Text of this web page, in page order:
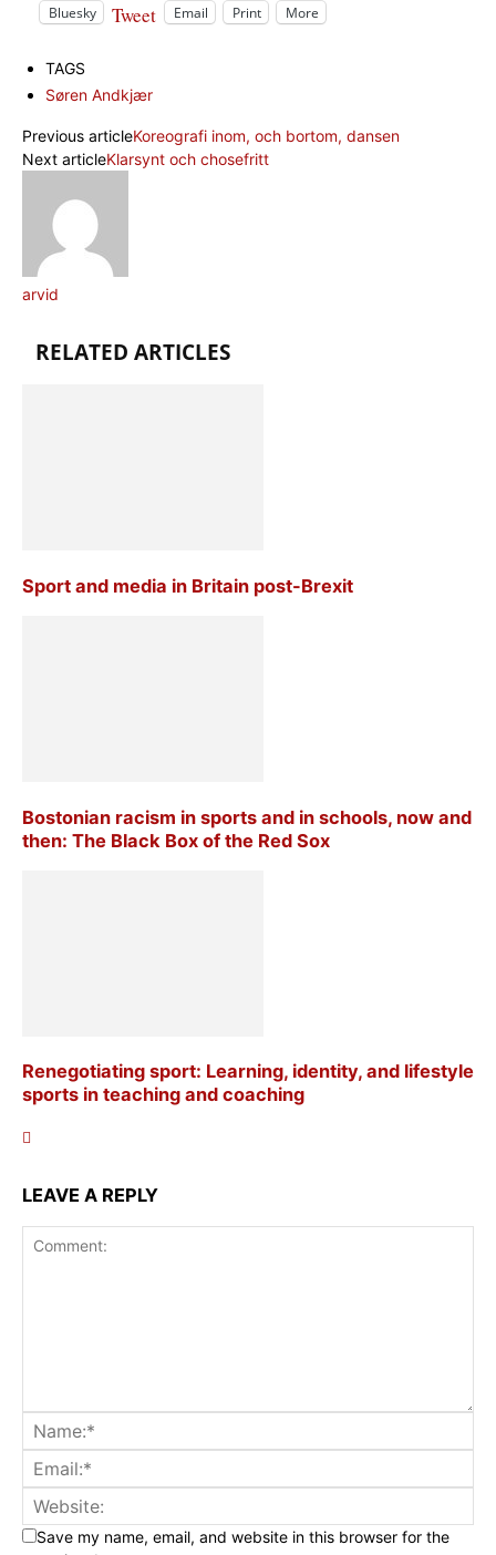
Bluesky Tweet Email Print More
TAGS
Søren Andkjær
Previous articleKoreografi inom, och bortom, dansen
Next articleKlarsynt och chosefritt
arvid
RELATED ARTICLES
Sport and media in Britain post-Brexit
Bostonian racism in sports and in schools, now and
then: The Black Box of the Red Sox
Renegotiating sport: Learning, identity, and lifestyle
sports in teaching and coaching
LEAVE A REPLY
Save my name, email, and website in this browser for the